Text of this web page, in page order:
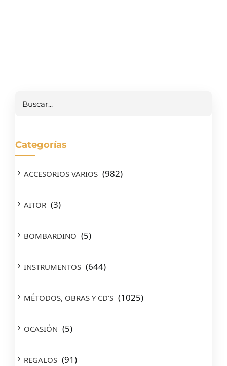
Categorías
ACCESORIOS VARIOS (982)
AITOR (3)
BOMBARDINO (5)
INSTRUMENTOS (644)
MÉTODOS, OBRAS Y CD'S (1025)
OCASIÓN (5)
REGALOS (91)